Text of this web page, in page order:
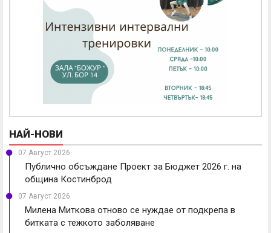
НАЙ-НОВИ
07 Август 2026
Публично обсъждане Проект за Бюджет 2026 г. на
община Костинброд
07 Август 2026
Милена Миткова отново се нуждае от подкрепа в
битката с тежкото заболяване